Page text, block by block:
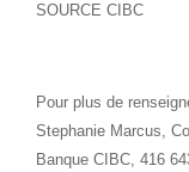
SOURCE CIBC
Pour plus de
Stephanie Marcus,
Banque CIBC, 416